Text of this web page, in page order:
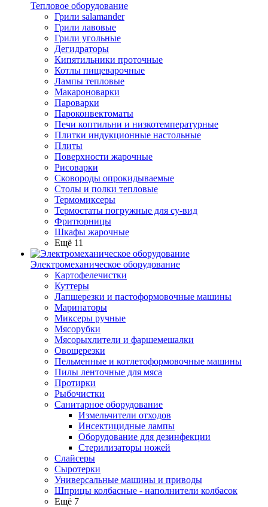
Тепловое оборудование
Грили salamander
Грили лавовые
Грили угольные
Дегидраторы
Кипятильники проточные
Котлы пищеварочные
Лампы тепловые
Макароноварки
Пароварки
Пароконвектоматы
Печи коптильни и низкотемпературные
Плитки индукционные настольные
Плиты
Поверхности жарочные
Рисоварки
Сковороды опрокидываемые
Столы и полки тепловые
Термомиксеры
Термостаты погружные для су-вид
Фритюрницы
Шкафы жарочные
Ещё 11
Электромеханическое оборудование
Картофелечистки
Куттеры
Лапшерезки и пастоформовочные машины
Маринаторы
Миксеры ручные
Мясорубки
Мясорыхлители и фаршемешалки
Овощерезки
Пельменные и котлетоформовочные машины
Пилы ленточные для мяса
Протирки
Рыбочистки
Санитарное оборудование
Измельчители отходов
Инсектицидные лампы
Оборудование для дезинфекции
Стерилизаторы ножей
Слайсеры
Сыротерки
Универсальные машины и приводы
Шприцы колбасные - наполнители колбасок
Ещё 7